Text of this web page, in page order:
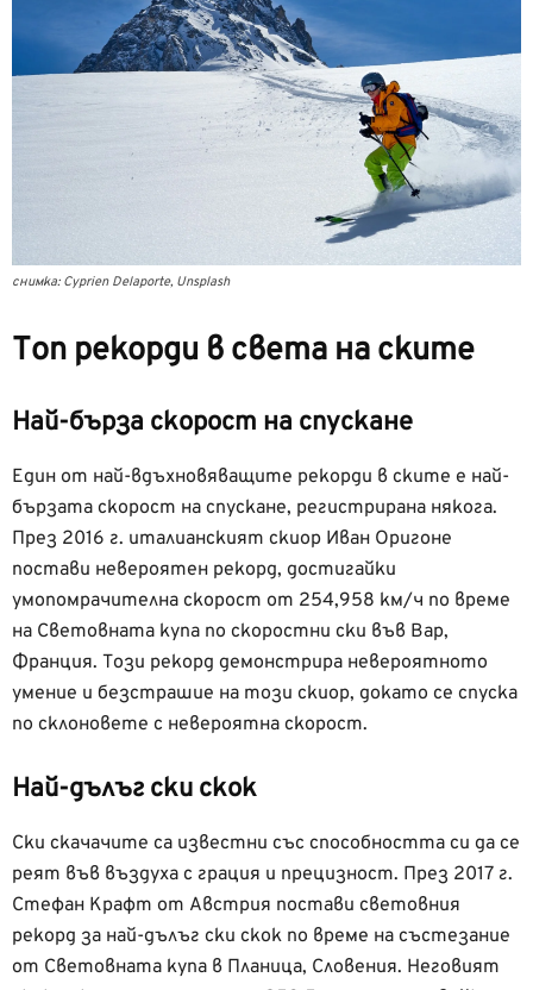
снимка: Cyprien Delaporte, Unsplash
Топ рекорди в света на ските
Най-бърза скорост на спускане
Един от най-вдъхновяващите рекорди в ските е най-
бързата скорост на спускане, регистрирана някога.
През 2016 г. италианският скиор Иван Оригоне
постави невероятен рекорд, достигайки
умопомрачителна скорост от 254,958 км/ч по време
на Световната купа по скоростни ски във Вар,
Франция. Този рекорд демонстрира невероятното
умение и безстрашие на този скиор, докато се спуска
по склоновете с невероятна скорост.
Най-дълъг ски скок
Ски скачачите са известни със способността си да се
реят във въздуха с грация и прецизност. През 2017 г.
Стефан Крафт от Австрия постави световния
рекорд за най-дълъг ски скок по време на състезание
от Световната купа в Планица, Словения. Неговият